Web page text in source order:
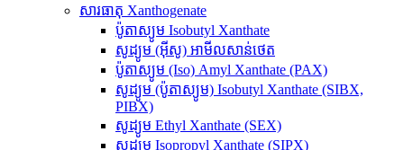
សារធាតុ Xanthogenate
ប៉ូតាស្យូម Isobutyl Xanthate
សូដ្យូម (អ៊ីសូ) អាមីលសាន់ថេត
ប៉ូតាស្យូម (Iso) Amyl Xanthate (PAX)
សូដ្យូម (ប៉ូតាស្យូម) Isobutyl Xanthate (SIBX,
PIBX)
សូដ្យូម Ethyl Xanthate (SEX)
សូដ្យូម Isopropyl Xanthate (SIPX)